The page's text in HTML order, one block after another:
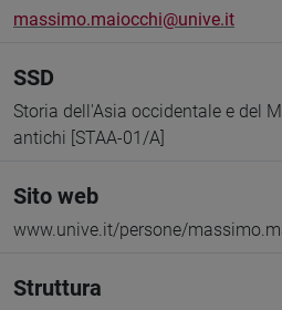
massimo.maiocchi@unive.it
SSD
Storia dell'Asia occidentale e del
antichi [STAA-01/A]
Sito web
www.unive.it/persone/
Struttura